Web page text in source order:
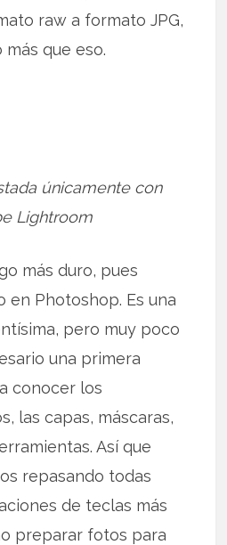
raw a formato JPG,
que eso.
únicamente con
Lightroom
más duro, pues
en Photoshop. Es una
pero muy poco
una primera
conocer los
las capas, máscaras,
Así que
repasando todas
de teclas más
preparar fotos para